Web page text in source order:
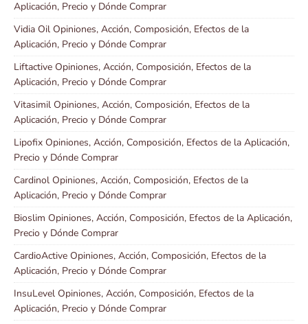
Aplicación, Precio y Dónde Comprar
Vidia Oil Opiniones, Acción, Composición, Efectos de la
Aplicación, Precio y Dónde Comprar
Liftactive Opiniones, Acción, Composición, Efectos de la
Aplicación, Precio y Dónde Comprar
Vitasimil Opiniones, Acción, Composición, Efectos de la
Aplicación, Precio y Dónde Comprar
Lipofix Opiniones, Acción, Composición, Efectos de la Aplicación,
Precio y Dónde Comprar
Cardinol Opiniones, Acción, Composición, Efectos de la
Aplicación, Precio y Dónde Comprar
Bioslim Opiniones, Acción, Composición, Efectos de la Aplicación,
Precio y Dónde Comprar
CardioActive Opiniones, Acción, Composición, Efectos de la
Aplicación, Precio y Dónde Comprar
InsuLevel Opiniones, Acción, Composición, Efectos de la
Aplicación, Precio y Dónde Comprar